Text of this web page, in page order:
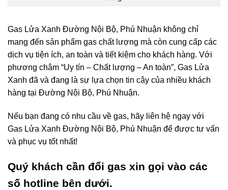
Gas Lửa Xanh Đường Nội Bộ, Phú Nhuận không chỉ
mang đến sản phẩm gas chất lượng mà còn cung cấp các
dịch vụ tiện ích, an toàn và tiết kiệm cho khách hàng. Với
phương châm “Uy tín – Chất lượng – An toàn”, Gas Lửa
Xanh đã và đang là sự lựa chọn tin cậy của nhiều khách
hàng tại Đường Nội Bộ, Phú Nhuận.
Nếu bạn đang có nhu cầu về gas, hãy liên hệ ngay với
Gas Lửa Xanh Đường Nội Bộ, Phú Nhuận để được tư vấn
và phục vụ tốt nhất!
Quý khách cần đổi gas xin gọi vào các
số hotline bên dưới.